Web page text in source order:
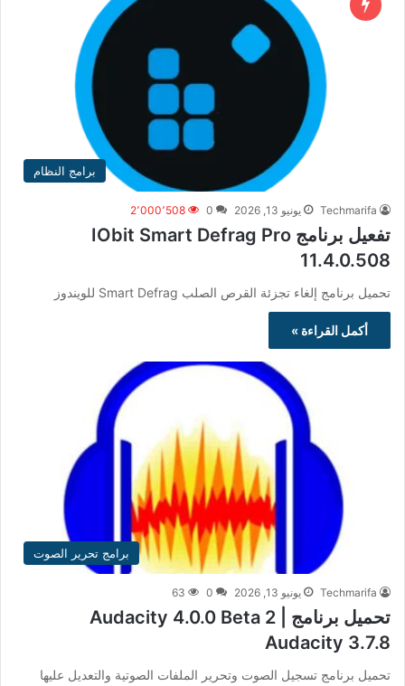
برامج النظام
Techmarifa يونيو 13, 2026 0 2٬000٬508
تفعيل برنامج IObit Smart Defrag Pro
11.4.0.508
تحميل برنامج إلغاء تجزئة القرص الصلب Smart Defrag للويندوز
أكمل القراءة »
برامج تحرير الصوت
Techmarifa يونيو 13, 2026 0
63
تحميل برنامج Audacity 4.0.0 Beta 2 |
Audacity 3.7.8
تحميل برنامج تسجيل الصوت وتحرير الملفات الصوتية والتعديل عليها